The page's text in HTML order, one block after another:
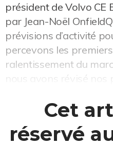
président de Volvo CE
par Jean-Noël
prévisions d’activité
percevons les
ralentissement du
nous avons révisé nos
Cet
réservé